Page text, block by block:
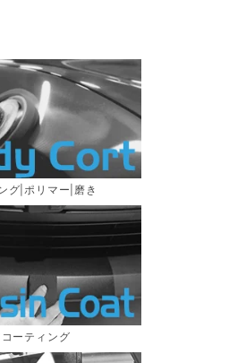
グ|ポリマー|磨き
ーティング